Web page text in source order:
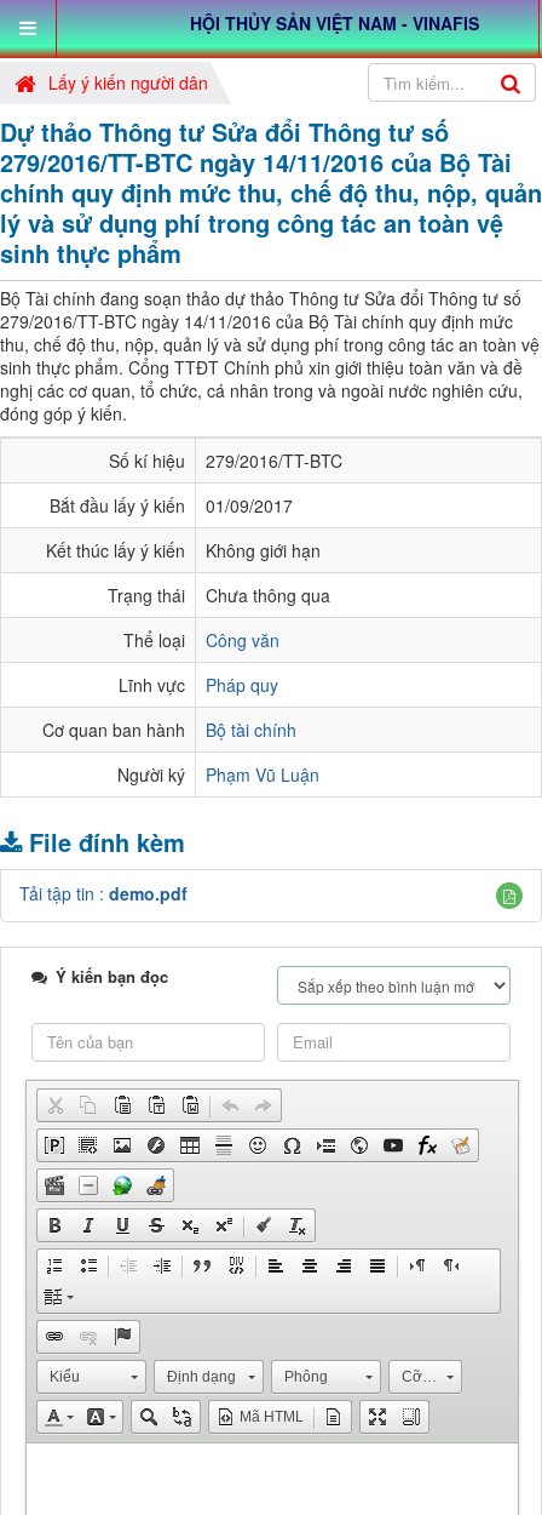
HỘI THỦY SẢN VIỆT NAM - VINAFIS
Lấy ý kiến người dân
Dự thảo Thông tư Sửa đổi Thông tư số
279/2016/TT-BTC ngày 14/11/2016 của Bộ Tài
chính quy định mức thu, chế độ thu, nộp, quản
lý và sử dụng phí trong công tác an toàn vệ
sinh thực phẩm
Bộ Tài chính đang soạn thảo dự thảo Thông tư Sửa đổi Thông tư số
279/2016/TT-BTC ngày 14/11/2016 của Bộ Tài chính quy định mức
thu, chế độ thu, nộp, quản lý và sử dụng phí trong công tác an toàn vệ
sinh thực phẩm. Cổng TTĐT Chính phủ xin giới thiệu toàn văn và đề
nghị các cơ quan, tổ chức, cá nhân trong và ngoài nước nghiên cứu,
đóng góp ý kiến.
Số kí hiệu
279/2016/TT-BTC
Bắt đầu lấy ý kiến
01/09/2017
Kết thúc lấy ý kiến
Không giới hạn
Trạng thái
Chưa thông qua
Thể loại
Công văn
Lĩnh vực
Pháp quy
Cơ quan ban hành
Bộ tài chính
Người ký
Phạm Vũ Luận
File đính kèm
Tải tập tin : demo.pdf
Ý kiến bạn đọc
Kiểu Định dạng Phông
Mã HTML